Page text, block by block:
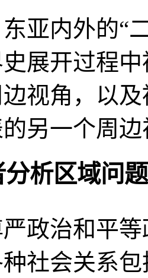
东亚内外的“
展开过程
视角，以
另一个周
析区域问题
严政治和平
社会关系